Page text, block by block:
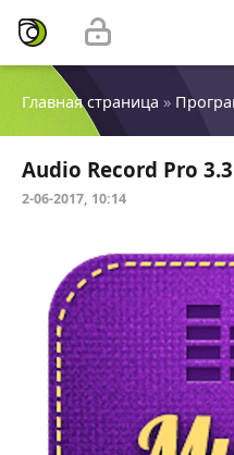
Главная страница »
Audio Record Pro
2-06-2017, 10:14